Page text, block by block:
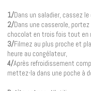
1/Dans un saladier, cassez
2/Dans une casserole,
chocolat en trois fois tout en
3/Filmez au plus proche et
heure au congélateur,
4/Après refroidissement
mettez-la dans une poche à